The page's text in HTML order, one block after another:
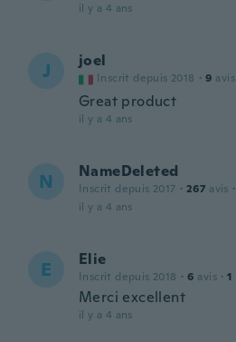
il y a 4 ans
J joel
Inscrit depuis 2018 · 9 avis
Great product
il y a 4 ans
N NameDeleted
Inscrit depuis 2017 · 267 avis ·
il y a 4 ans
E Elie
Inscrit depuis 2018 · 6 avis · 1
Merci excellent
il y a 4 ans